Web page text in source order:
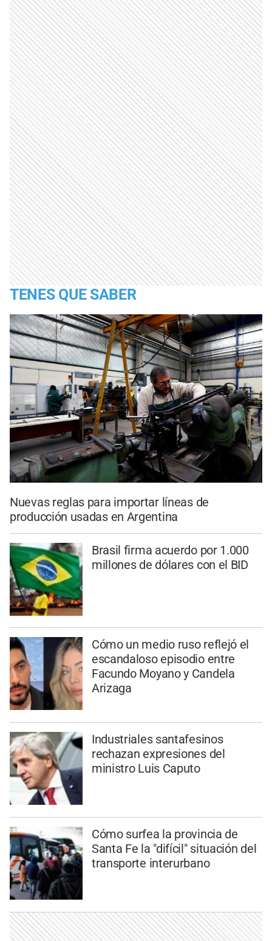
TENES QUE SABER
Nuevas reglas para importar líneas de
producción usadas en Argentina
Brasil firma acuerdo por 1.000
millones de dólares con el BID
Cómo un medio ruso reflejó el
escandaloso episodio entre
Facundo Moyano y Candela
Arizaga
Industriales santafesinos
rechazan expresiones del
ministro Luis Caputo
Cómo surfea la provincia de
Santa Fe la "difícil" situación del
transporte interurbano